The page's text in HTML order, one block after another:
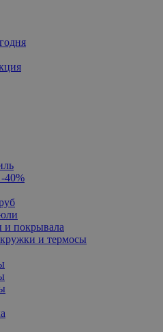
40%
и покрывала
и термосы